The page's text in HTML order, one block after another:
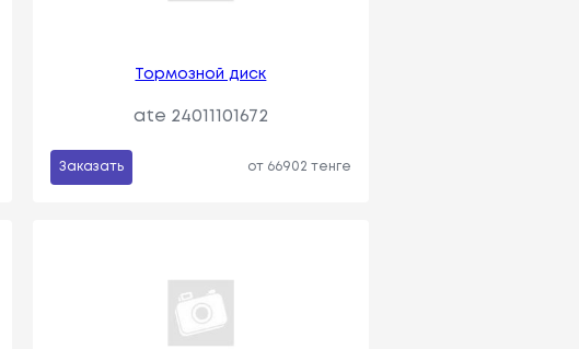
Тормозной диск
ate 24011101672
Заказать от 66902 тенге